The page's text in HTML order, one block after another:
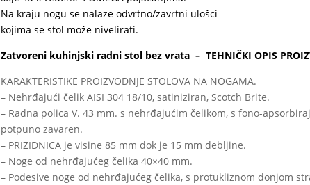
Na kraju nogu se nalaze odvrtno/zavrtni ulošci
kojima se stol može nivelirati.
Zatvoreni kuhinjski radni stol bez vrata – TEHNIČKI OPIS
KARAKTERISTIKE PROIZVODNJE STOLOVA NA NOGAMA.
– Nehrđajući čelik AISI 304 18/10, satiniziran, Scotch Brite.
– Radna polica V. 43 mm. s nehrđajućim čelikom, s fono-
potpuno zavaren.
– PRIZIDNICA je visine 85 mm dok je 15 mm debljine.
– Noge od nehrđajućeg čelika 40×40 mm.
– Podesive noge od nehrđajućeg čelika, s protukliznom donjom